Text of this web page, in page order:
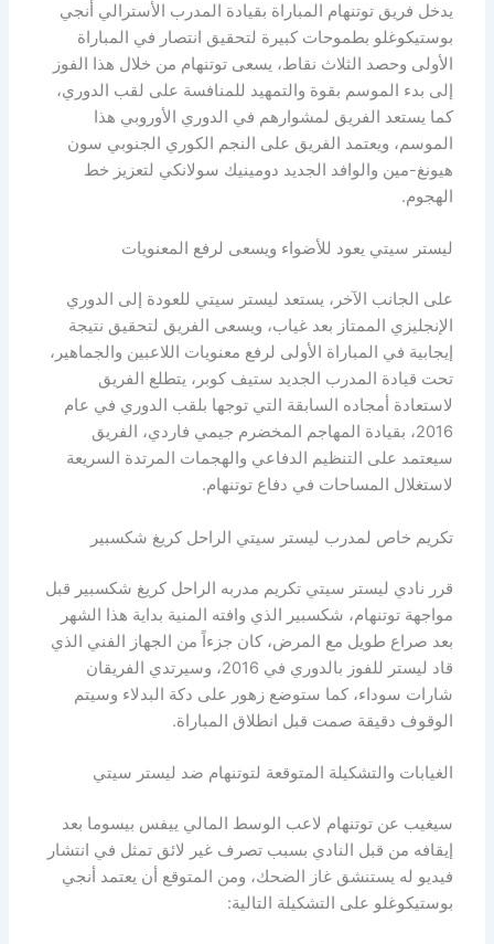
يدخل فريق توتنهام المباراة بقيادة المدرب الأسترالي أنجي
بوستيكوغلو بطموحات كبيرة لتحقيق انتصار في المباراة
الأولى وحصد الثلاث نقاط، يسعى توتنهام من خلال هذا الفوز
إلى بدء الموسم بقوة والتمهيد للمنافسة على لقب الدوري،
كما يستعد الفريق لمشوارهم في الدوري الأوروبي هذا
الموسم، ويعتمد الفريق على النجم الكوري الجنوبي سون
هيونغ-مين والوافد الجديد دومينيك سولانكي لتعزيز خط
الهجوم.
ليستر سيتي يعود للأضواء ويسعى لرفع المعنويات
على الجانب الآخر، يستعد ليستر سيتي للعودة إلى الدوري
الإنجليزي الممتاز بعد غياب، ويسعى الفريق لتحقيق نتيجة
إيجابية في المباراة الأولى لرفع معنويات اللاعبين والجماهير،
تحت قيادة المدرب الجديد ستيف كوبر، يتطلع الفريق
لاستعادة أمجاده السابقة التي توجها بلقب الدوري في عام
2016، بقيادة المهاجم المخضرم جيمي فاردي، الفريق
سيعتمد على التنظيم الدفاعي والهجمات المرتدة السريعة
لاستغلال المساحات في دفاع توتنهام.
تكريم خاص لمدرب ليستر سيتي الراحل كريغ شكسبير
قرر نادي ليستر سيتي تكريم مدربه الراحل كريغ شكسبير قبل
مواجهة توتنهام، شكسبير الذي وافته المنية بداية هذا الشهر
بعد صراع طويل مع المرض، كان جزءاً من الجهاز الفني الذي
قاد ليستر للفوز بالدوري في 2016، وسيرتدي الفريقان
شارات سوداء، كما ستوضع زهور على دكة البدلاء وسيتم
الوقوف دقيقة صمت قبل انطلاق المباراة.
الغيابات والتشكيلة المتوقعة لتوتنهام ضد ليستر سيتي
سيغيب عن توتنهام لاعب الوسط المالي ييفس بيسوما بعد
إيقافه من قبل النادي بسبب تصرف غير لائق تمثل في انتشار
فيديو له يستنشق غاز الضحك، ومن المتوقع أن يعتمد أنجي
بوستيكوغلو على التشكيلة التالية: